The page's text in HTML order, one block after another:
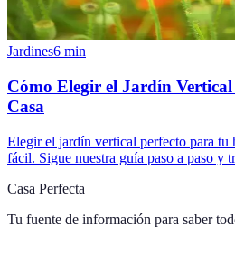
Jardines6 min
Cómo Elegir el Jardín
Casa
Elegir el jardín vertical perfecto para tu
fácil. Sigue nuestra guía paso a paso y
Casa Perfecta
Tu fuente de información para saber